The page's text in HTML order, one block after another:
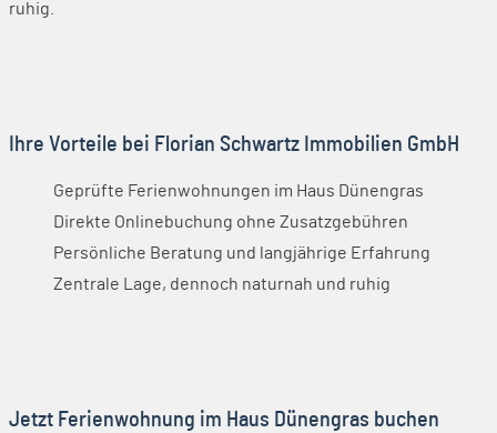
ruhig.
Ihre Vorteile bei Florian Schwartz Immobilien GmbH
Geprüfte Ferienwohnungen im Haus Dünengras
Direkte Onlinebuchung ohne Zusatzgebühren
Persönliche Beratung und langjährige Erfahrung
Zentrale Lage, dennoch naturnah und ruhig
Jetzt Ferienwohnung im Haus Dünengras buchen